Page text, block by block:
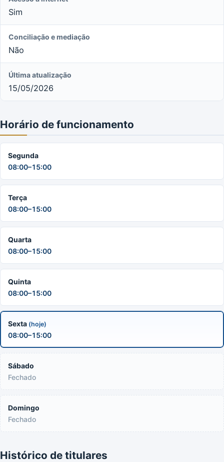
Sim
Conciliação e mediação
Não
Última atualização
15/05/2026
Horário de funcionamento
Segunda
08:00–15:00
Terça
08:00–15:00
Quarta
08:00–15:00
Quinta
08:00–15:00
Sexta (hoje)
08:00–15:00
Sábado
Fechado
Domingo
Fechado
Histórico de titulares